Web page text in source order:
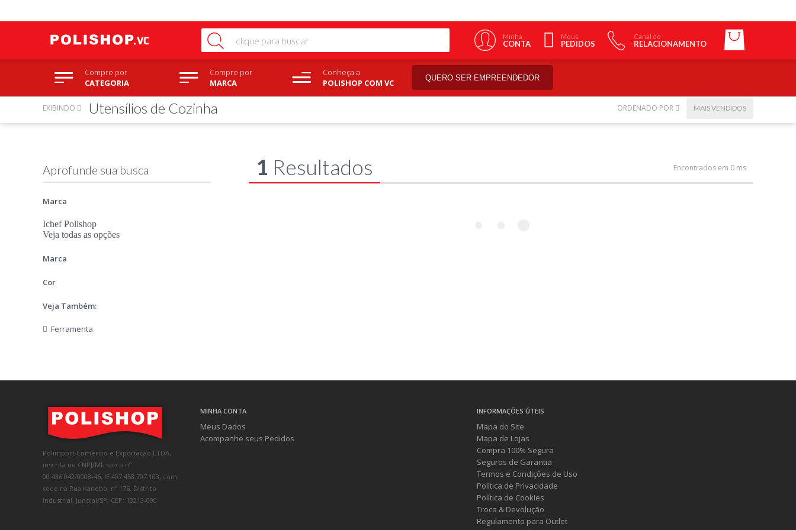
Minha
CONTA
Meus
PEDIDOS
Canal de
RELACIONAMENTO
Compre por
CATEGORIA
Compre por
MARCA
Conheça a
POLISHOP COM VC
QUERO SER EMPREENDEDOR
Marca
Ichef Polishop
Veja todas as opções
Marca
Cor
Veja Também:
Ferramenta
EXIBINDO Utensílios de Cozinha ORDENADO POR MAIS VENDIDOS
1 Resultados Encontrados em 0 ms
Polimport Comércio e Exportação LTDA,
inscrita no CNPJ/MF sob o nº
00.436.042/0008-46, IE 407.458.707.103, com
sede na Rua Kanebo, nº 175, Distrito
Industrial, Jundiaí/SP, CEP: 13213-090
MINHA CONTA
Meus Dados
Acompanhe seus Pedidos
INFORMAÇÕES ÚTEIS
Mapa do Site
Mapa de Lojas
Compra 100% Segura
Seguros de Garantia
Termos e Condições de Uso
Política de Privacidade
Política de Cookies
Troca & Devolução
Regulamento para Outlet